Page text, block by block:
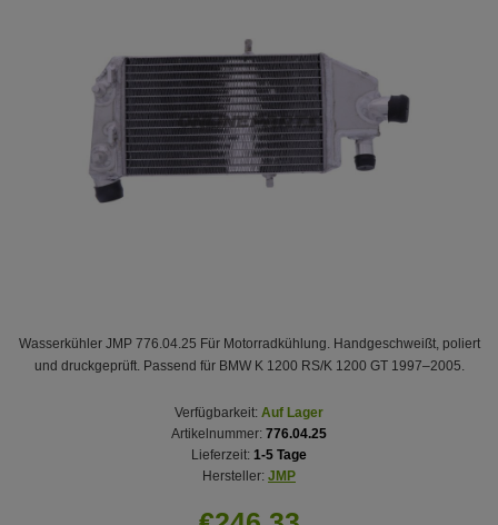
Wasserkühler JMP 776.04.25 Für Motorradkühlung. Handgeschweißt, poliert
und druckgeprüft. Passend für BMW K 1200 RS/K 1200 GT 1997–2005.
Verfügbarkeit: Auf Lager
Artikelnummer: 776.04.25
Lieferzeit: 1-5 Tage
Hersteller: JMP